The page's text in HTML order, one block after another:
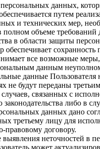
персональных данных,
путем
и технических мер,
полном объеме требований
в области защиты
обеспечивает сохранность
все возможные
данным
данные Пользователя
не будут переданы
связанных с
либо в
данных дано
третьему лицу для
правовому договору.
выявления неточностей в
может